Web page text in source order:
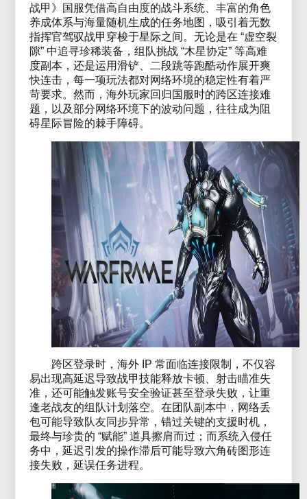
战甲》国服凭借高自由度的战斗系统、丰富的角色
养成体系与海量随机生成的任务地图，吸引着无数
指挥官驾驭战甲穿梭于星际之间。无论是在 “虚空裂
隙” 中追寻珍稀装备，组队挑战 “木星协定” 等高难
度副本，还是运用滑铲、二段跳等跑酷动作展开爽
快连击，每一项玩法都对网络环境的稳定性有着严
苛要求。然而，海外玩家回归国服时的跨区连接难
题，以及部分网络环境下的波动问题，往往成为阻
碍星际冒险的棘手障碍。
跨区登录时，海外 IP 常面临连接限制，不仅容
易出现高延迟导致战甲技能释放卡顿、射击瞄准失
准，还可能触发账号安全验证甚至登录失败，让重
逢老战友的组队计划落空。在团队副本中，网络丢
包可能导致队友同步异常，错过关键的支援时机，
最终与珍贵的 “赋能” 道具擦肩而过；而系统入侵任
务中，延迟引发的操作滞后可能导致六角砖图形连
接失败，延误任务进程。